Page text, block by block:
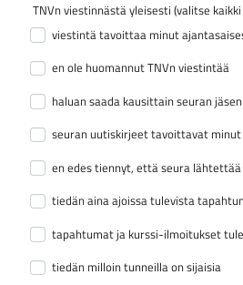
TNVn viestinnästä yleisesti (valitse
viestintä tavoittaa minut
en ole huomannut TNVn viestintää
haluan saada kausittain seuran
seuran uutiskirjeet tavoittavat minut
en edes tiennyt, että seura
tiedän aina ajoissa tulevista
tapahtumat ja kurssi-ilmoitukset
tiedän milloin tunneilla on sijaisia